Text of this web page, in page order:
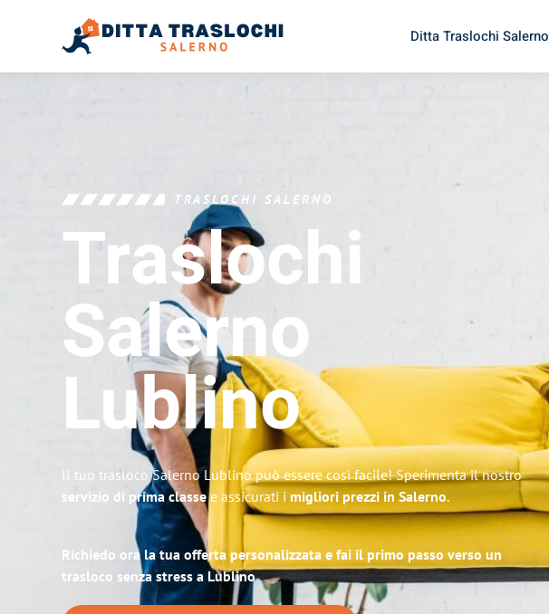
Ditta Traslochi Salerno
TRASLOCHI SALERNO
Traslochi
Salerno
Lublino
Il tuo trasloco Salerno Lublino può essere così facile! Sperimenta il nostro
servizio di prima classee assicurati i migliori prezzi in Salerno.
Richiedo ora la tua offerta personalizzata e fai il primo passo verso un
trasloco senza stress a Lublino